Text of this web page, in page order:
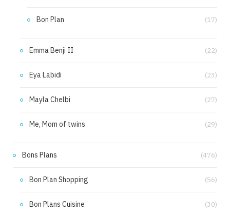
Bon Plan (17)
Emma Benji II (22)
Eya Labidi (23)
Mayla Chelbi (27)
Me, Mom of twins (29)
Bons Plans (476)
Bon Plan Shopping (56)
Bon Plans Cuisine (30)